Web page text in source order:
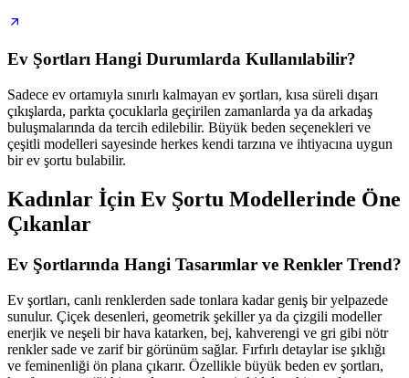
Ev Şortları Hangi Durumlarda Kullanılabilir?
Sadece ev ortamıyla sınırlı kalmayan ev şortları, kısa süreli dışarı
çıkışlarda, parkta çocuklarla geçirilen zamanlarda ya da arkadaş
buluşmalarında da tercih edilebilir. Büyük beden seçenekleri ve
çeşitli modelleri sayesinde herkes kendi tarzına ve ihtiyacına uygun
bir ev şortu bulabilir.
Kadınlar İçin Ev Şortu Modellerinde Öne
Çıkanlar
Ev Şortlarında Hangi Tasarımlar ve Renkler Trend?
Ev şortları, canlı renklerden sade tonlara kadar geniş bir yelpazede
sunulur. Çiçek desenleri, geometrik şekiller ya da çizgili modeller
enerjik ve neşeli bir hava katarken, bej, kahverengi ve gri gibi nötr
renkler sade ve zarif bir görünüm sağlar. Fırfırlı detaylar ise şıklığı
ve feminenliği ön plana çıkarır. Özellikle büyük beden ev şortları,